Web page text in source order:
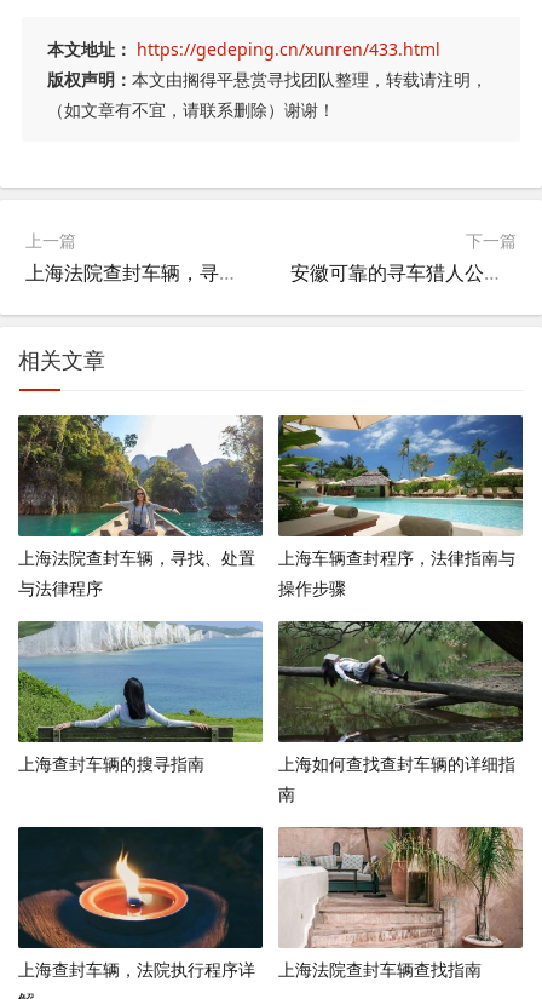
本文地址： https://gedeping.cn/xunren/433.html
版权声明： 本文由搁得平悬赏寻找团队整理，转载请注明，
（如文章有不宜，请联系删除）谢谢！
上一篇
上海法院查封车辆，寻找、处置与法律程序
下一篇
安徽可靠的寻车猎人公司，安徽可靠的寻车猎人公司在哪里？
相关文章
上海法院查封车辆，寻找、处置
与法律程序
上海车辆查封程序，法律指南与
操作步骤
上海查封车辆的搜寻指南
上海如何查找查封车辆的详细指
南
上海查封车辆，法院执行程序详
上海法院查封车辆查找指南